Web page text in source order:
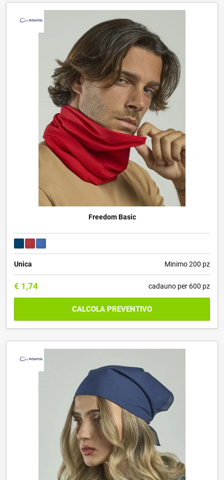
Freedom Basic
Unica Minimo 200 pz
€ 1,74 cadauno per 600 pz
CALCOLA PREVENTIVO